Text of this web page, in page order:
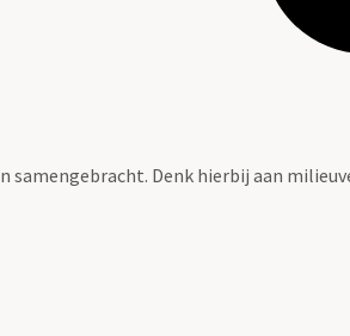
Denk hierbij aan